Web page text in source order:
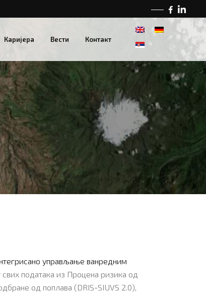
Каријера Вести Контакт
управљање ванредним
података из Процена ризика од
од поплава (DRIS-SIUVS 2.0),